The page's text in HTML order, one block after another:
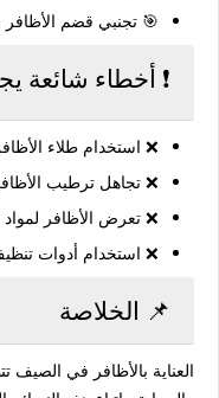
🎯 تجنبي قضم الأظافر
❗ أخطاء شائعة
❌ استخدام طلاء
❌ تجاهل ترطيب
❌ تعرض الأظافر لمواد
❌ استخدام أدوات
📌 الخلاصة
العناية بالأظافر في الصيف